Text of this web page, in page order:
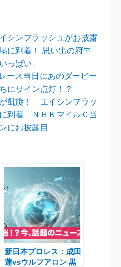
シンフラッシュがお披露
に到着！ 思い出の府中
っぱい」
ース当日にあのダービー
にサイン点灯！？
凱旋！ エイシンフラッ
到着 ＮＨＫマイルＣ当
にお披露目
新日本プロレス：成田
蓮vsウルフアロン 黒